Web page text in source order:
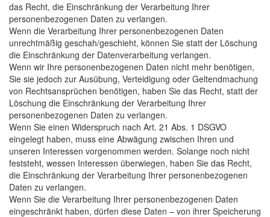
das Recht, die Einschränkung der Verarbeitung Ihrer
personenbezogenen Daten zu verlangen.
Wenn die Verarbeitung Ihrer personenbezogenen Daten
unrechtmäßig geschah/geschieht, können Sie statt der Löschung
die Einschränkung der Datenverarbeitung verlangen.
Wenn wir Ihre personenbezogenen Daten nicht mehr benötigen,
Sie sie jedoch zur Ausübung, Verteidigung oder Geltendmachung
von Rechtsansprüchen benötigen, haben Sie das Recht, statt der
Löschung die Einschränkung der Verarbeitung Ihrer
personenbezogenen Daten zu verlangen.
Wenn Sie einen Widerspruch nach Art. 21 Abs. 1 DSGVO
eingelegt haben, muss eine Abwägung zwischen Ihren und
unseren Interessen vorgenommen werden. Solange noch nicht
feststeht, wessen Interessen überwiegen, haben Sie das Recht,
die Einschränkung der Verarbeitung Ihrer personenbezogenen
Daten zu verlangen.
Wenn Sie die Verarbeitung Ihrer personenbezogenen Daten
eingeschränkt haben, dürfen diese Daten – von ihrer Speicherung